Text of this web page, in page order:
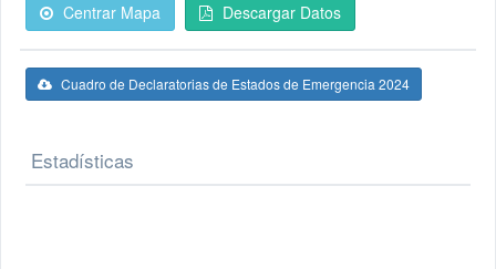
Centrar Mapa Descargar Datos
Cuadro de Declaratorias de Estados de Emergencia 2024
Estadísticas